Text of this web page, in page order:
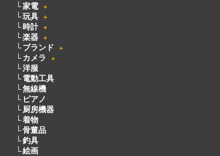
家電 ＋
玩具 ＋
時計 ＋
楽器 ＋
ブランド ＋
カメラ ＋
洋服
電動工具
無線機
ピアノ
厨房機器
着物
骨董品
釣具
絵画